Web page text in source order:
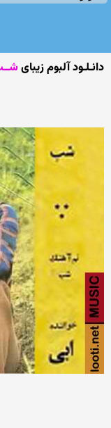
دانـلـود آلبوم زیبای